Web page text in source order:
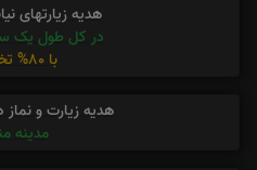
هدیه زیارتهای
در کل طول یک
با 80% تخفیف
هدیه زیارت و
مدینه